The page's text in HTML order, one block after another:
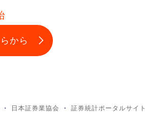
から
日本証券業協会 証券統計ポータルサイト